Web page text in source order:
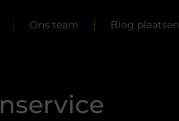
Ons team Blog plaatsen